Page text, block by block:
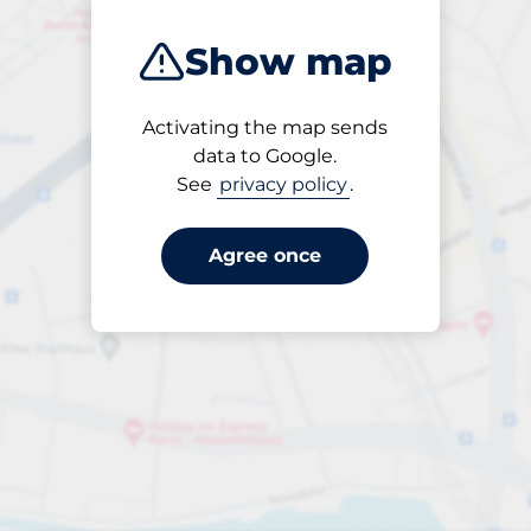
Show map
Activating the map sends
data to Google.
See privacy policy.
Agree once
Entrance height